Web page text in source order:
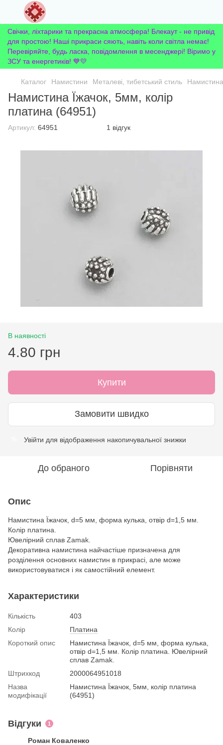
Свічки, ліхтарики та прекрасна атмосфера! Блекаут - не привід
для простою! Наші прикраси сяють, навіть коли світла немає!
Перевіряйте, будь ласка, повідомлення в месенджері! Віримо у
ЗСУ та енергетиків! 💙💛
Каталог Намистини Металеві, тибетський стиль
Намистина Їжачок, 5мм, колір
платина (64951)
Артикул: 64951 1 відгук
В наявності
4.80 грн
Купити
Замовити швидко
Увійти для відображення накопичувальної знижки
До обраного Порівняти
Опис
Намистина Їжачок, d=5 мм, форма кулька, отвір d=1,5 мм.
Колір платина.
Ювелірний сплав Zamak.
Декоративна намистина найчастіше призначена для
розділення основних намистин в прикрасі, але може
використовуватися і як самостійний елемент.
Характеристики
Кількість
403
Колір
Платина
Короткий опис
Намистина Їжачок, d=5 мм, форма кулька,
отвір d=1,5 мм. Колір платина. Ювелірний
сплав Zamak.
Штрихкод
2000064951018
Назва
модифікації
Намистина Їжачок, 5мм, колір платина
(64951)
Відгуки 1
Роман Коваленко